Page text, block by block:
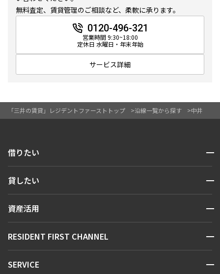
「三井の賃貸」レジデントファーストトップ 沿線一覧から探す 中井
無料査定、賃貸管理のご相談など、柔軟に承ります。
0120-496-321
営業時間 9:30~18:00
定休日 水曜日・年末年始
サービス詳細
借りたい 開閉
人気エリアから探す
新着情報から探す
貸したい 開閉
お問い合わせ
資産活用 開閉
お問い合わせ
RESIDENT FIRST CHANNEL 開閉
マンションレポート
SERVICE 開閉